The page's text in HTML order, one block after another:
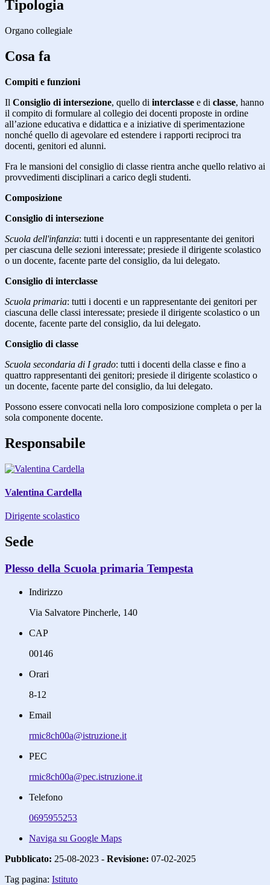
Tipologia
Organo collegiale
Cosa fa
Compiti e funzioni
Il Consiglio di intersezione, quello di interclasse e di classe, hanno
il compito di formulare al collegio dei docenti proposte in ordine
all’azione educativa e didattica e a iniziative di sperimentazione
nonché quello di agevolare ed estendere i rapporti reciproci tra
docenti, genitori ed alunni.
Fra le mansioni del consiglio di classe rientra anche quello relativo ai
provvedimenti disciplinari a carico degli studenti.
Composizione
Consiglio di intersezione
Scuola dell'infanzia: tutti i docenti e un rappresentante dei genitori
per ciascuna delle sezioni interessate; presiede il dirigente scolastico
o un docente, facente parte del consiglio, da lui delegato.
Consiglio di interclasse
Scuola primaria: tutti i docenti e un rappresentante dei genitori per
ciascuna delle classi interessate; presiede il dirigente scolastico o un
docente, facente parte del consiglio, da lui delegato.
Consiglio di classe
Scuola secondaria di I grado: tutti i docenti della classe e fino a
quattro rappresentanti dei genitori; presiede il dirigente scolastico o
un docente, facente parte del consiglio, da lui delegato.
Possono essere convocati nella loro composizione completa o per la
sola componente docente.
Responsabile
Valentina Cardella
Dirigente scolastico
Sede
Plesso della Scuola primaria Tempesta
Indirizzo
Via Salvatore Pincherle, 140
CAP
00146
Orari
8-12
Email
rmic8ch00a@istruzione.it
PEC
rmic8ch00a@pec.istruzione.it
Telefono
0695955253
Naviga su Google Maps
Pubblicato: 25-08-2023 - Revisione: 07-02-2025
Tag pagina: Istituto